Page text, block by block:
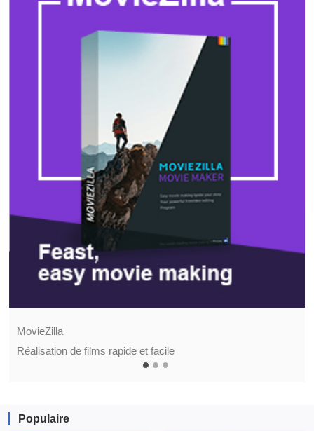
MovieZilla
Réalisation de films rapide et facile
Populaire